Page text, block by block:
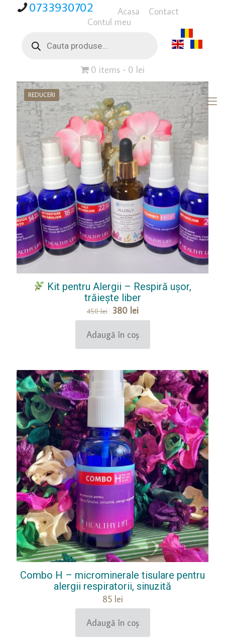
0733930702 Acasa
Contact
Contul meu
search
0 items 0 lei
REDUCERI
Kit pentru Alergii – Respiră ușor,
trăiește liber
450lei Prețul
inițial
a
380 leiPrețul
curent
este:
Adaugă în coș
Combo H – microminerale tisulare pentru
alergii respiratorii, sinuzită
85 lei
Adaugă în coș